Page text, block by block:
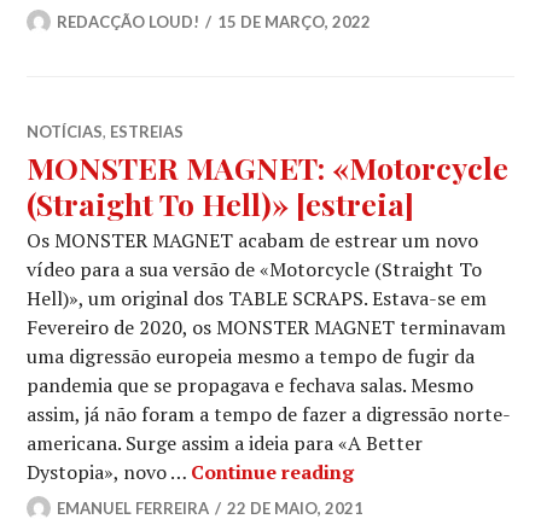
REDACÇÃO LOUD! 15 DE MARÇO, 2022
NOTÍCIAS, ESTREIAS
MONSTER MAGNET: «Motorcycle
(Straight To Hell)» [estreia]
Os MONSTER MAGNET acabam de estrear um novo
vídeo para a sua versão de «Motorcycle (Straight To
Hell)», um original dos TABLE SCRAPS. Estava-se em
Fevereiro de 2020, os MONSTER MAGNET terminavam
uma digressão europeia mesmo a tempo de fugir da
pandemia que se propagava e fechava salas. Mesmo
assim, já não foram a tempo de fazer a digressão norte-
americana. Surge assim a ideia para «A Better
Dystopia», novo … Continue readingMONSTER
EMANUEL FERREIRA 22 DE MAIO, 2021